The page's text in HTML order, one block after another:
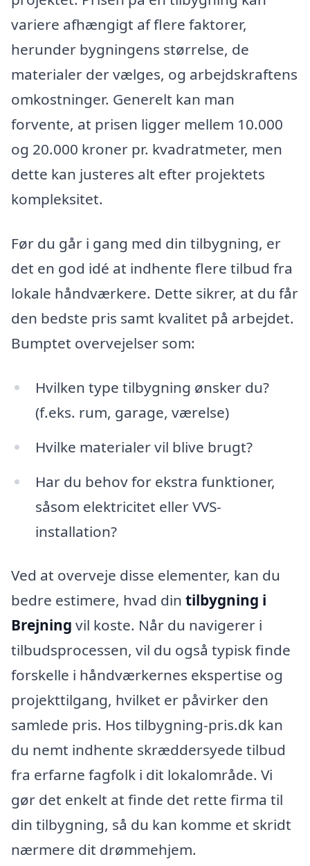
variere afhængigt af flere faktorer,
herunder bygningens størrelse, de
materialer der vælges, og arbejdskraftens
omkostninger. Generelt kan man
forvente, at prisen ligger mellem 10.000
og 20.000 kroner pr. kvadratmeter, men
dette kan justeres alt efter projektets
kompleksitet.
Før du går i gang med din tilbygning, er
det en god idé at indhente flere tilbud fra
lokale håndværkere. Dette sikrer, at du får
den bedste pris samt kvalitet på arbejdet.
Bumptet overvejelser som:
Hvilken type tilbygning ønsker du?
(f.eks. rum, garage, værelse)
Hvilke materialer vil blive brugt?
Har du behov for ekstra funktioner,
såsom elektricitet eller VVS-
installation?
Ved at overveje disse elementer, kan du
bedre estimere, hvad din tilbygning i
Brejning vil koste. Når du navigerer i
tilbudsprocessen, vil du også typisk finde
forskelle i håndværkernes ekspertise og
projekttilgang, hvilket er påvirker den
samlede pris. Hos tilbygning-pris.dk kan
du nemt indhente skræddersyede tilbud
fra erfarne fagfolk i dit lokalområde. Vi
gør det enkelt at finde det rette firma til
din tilbygning, så du kan komme et skridt
nærmere dit drømmehjem.